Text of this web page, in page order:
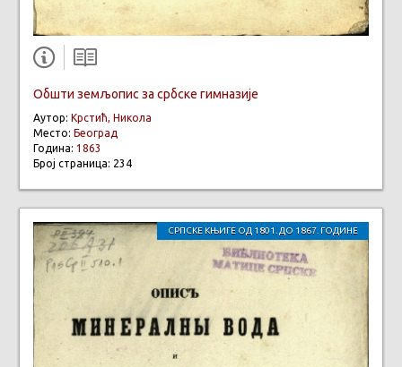
Обшти земљопис за србске гимназије
Аутор: Крстић, Никола
Место: Београд
Година: 1863
Број страница: 234
СРПСКЕ КЊИГЕ ОД 1801. ДО 1867. ГОДИНЕ